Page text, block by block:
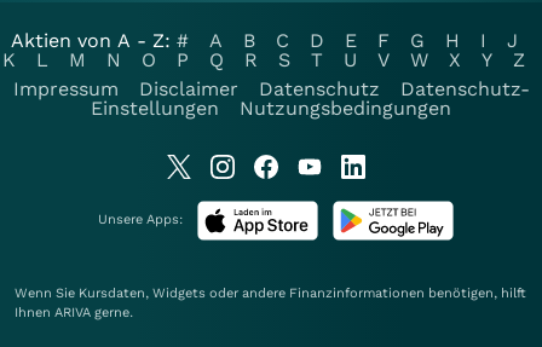
Aktien von A - Z: # A B C D E F G H I
J
K
L M N O P Q R S T U V W X Y
Z
Impressum
Disclaimer Datenschutz
Datenschutz-
Einstellungen
Nutzungsbedingungen
Unsere Apps:
Wenn Sie Kursdaten, Widgets oder andere Finanzinformationen benötigen, hilft
Ihnen ARIVA gerne.